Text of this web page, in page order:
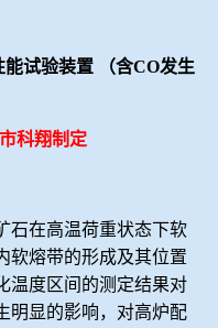
试验装置 （含CO发生
科翔制定
石在高温荷重状态下软
软熔带的形成及其位置
温度区间的测定结果对
明显的影响，对高炉配